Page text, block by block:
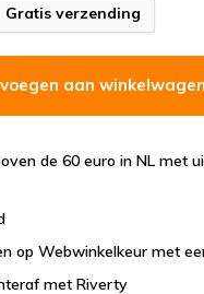
Gratis verzending
aan winkelwagen
de 60 euro in NL met
op Webwinkelkeur met
met Riverty